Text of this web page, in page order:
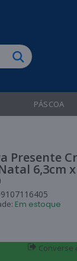
PÁSCOA
Presente
6,3cm
Em estoque
Converse